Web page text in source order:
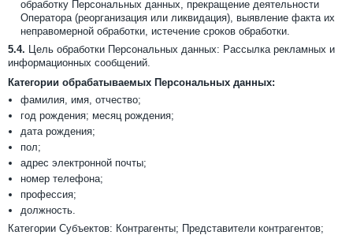
обработку Персональных данных, прекращение деятельности
Оператора (реорганизация или ликвидация), выявление факта их
неправомерной обработки, истечение сроков обработки.
5.4. Цель обработки Персональных данных: Рассылка рекламных и
информационных сообщений.
Категории обрабатываемых Персональных данных:
фамилия, имя, отчество;
год рождения; месяц рождения;
дата рождения;
пол;
адрес электронной почты;
номер телефона;
профессия;
должность.
Категории Субъектов: Контрагенты; Представители контрагентов;